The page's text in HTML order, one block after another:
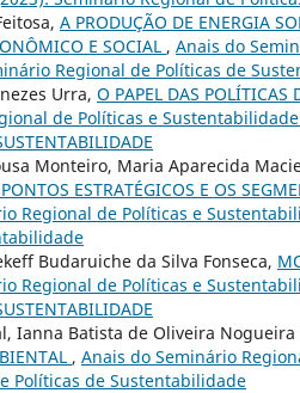
A PRODUÇÃO DE ENERGIA
E SOCIAL , Anais do
Regional de Políticas de
Urra, O PAPEL DAS POLÍTICAS
de Políticas e Sustentabilidade
Monteiro, Maria Aparecida
ESTRATÉGICOS E OS
Regional de Políticas e
Budaruiche da Silva Fonseca,
Regional de Políticas e
Ianna Batista de Oliveira
, Anais do Seminário
Políticas de Sustentabilidade